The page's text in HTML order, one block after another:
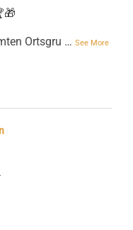
Ortsgru … See More